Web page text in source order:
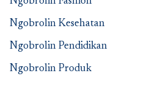
Ngobrolin Kesehatan
Ngobrolin Pendidikan
Ngobrolin Produk